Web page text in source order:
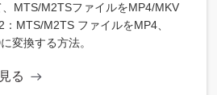
MTS/M2TSファイルをMP4/MKV
MTS/M2TS ファイルをMP4、
変換する方法。
る